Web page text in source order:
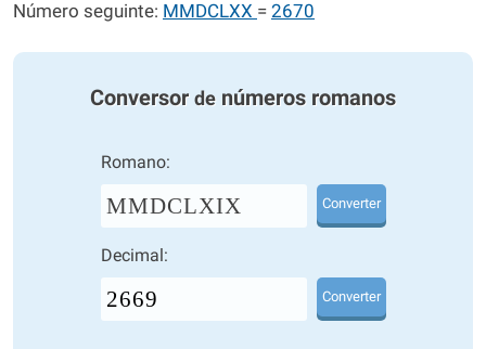
Número seguinte: MMDCLXX = 2670
Conversor de números romanos
Romano:
MMDCLXIX Converter
Decimal:
Converter